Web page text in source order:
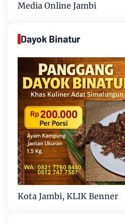
Media Online Jambi
Dayok Binatur
Kota Jambi, KLIK Benner